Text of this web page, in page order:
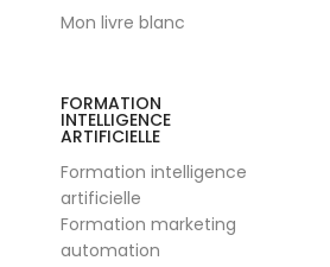
Mon livre blanc
FORMATION
INTELLIGENCE
ARTIFICIELLE
Formation intelligence
artificielle
Formation marketing
automation